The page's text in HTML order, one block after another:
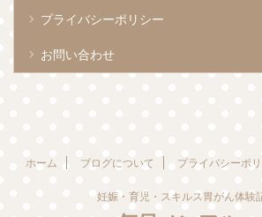
プライバシーポリシー
お問い合わせ
ホーム ブログについて プライバシーポ
妊娠・育児・スキルス胃がん体験